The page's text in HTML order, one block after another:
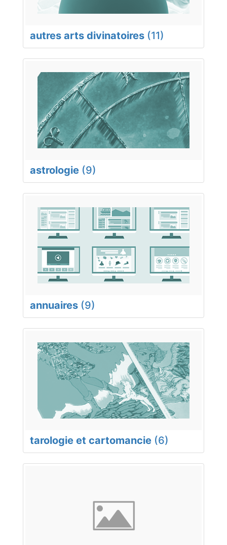
autres arts divinatoires (11)
astrologie (9)
annuaires (9)
tarologie et cartomancie (6)